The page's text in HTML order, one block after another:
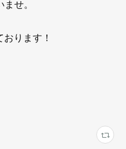
せ。
ります！